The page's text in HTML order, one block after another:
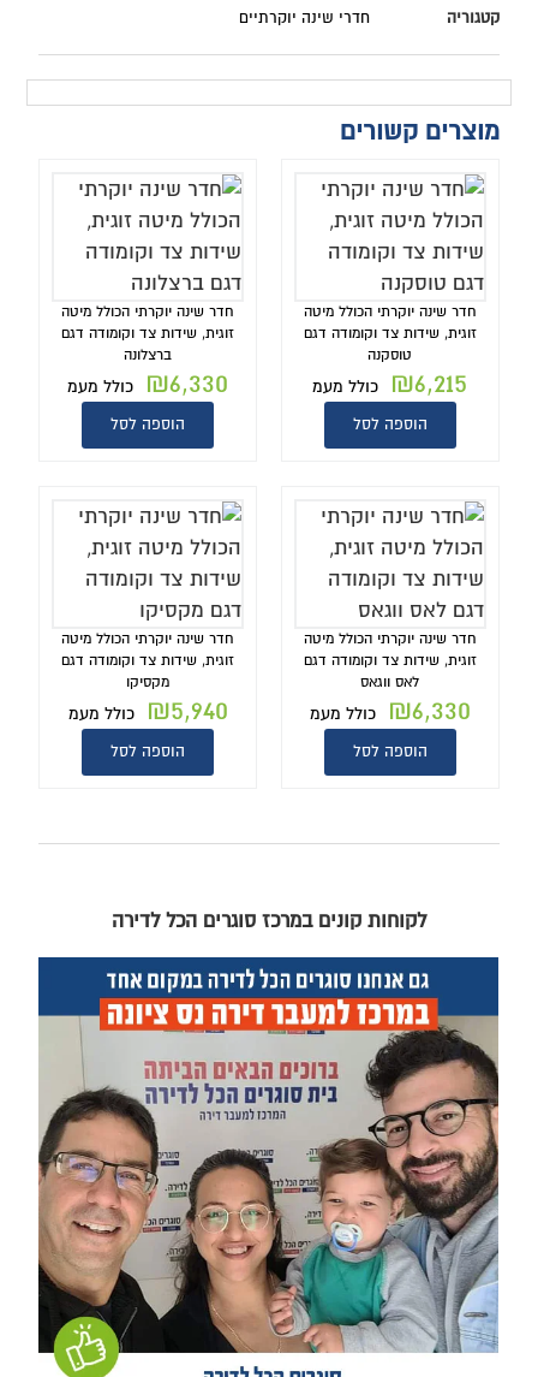
קטגוריה
חדרי שינה יוקרתיים
מוצרים קשורים
חדר שינה יוקרתי הכולל מיטה
זוגית, שידות צד וקומודה דגם
טוסקנה
₪6,215 כולל מעמ
הוספה לסל
חדר שינה יוקרתי הכולל מיטה
זוגית, שידות צד וקומודה דגם
ברצלונה
₪6,330 כולל מעמ
הוספה לסל
חדר שינה יוקרתי הכולל מיטה
זוגית, שידות צד וקומודה דגם
לאס ווגאס
₪6,330 כולל מעמ
הוספה לסל
חדר שינה יוקרתי הכולל מיטה
זוגית, שידות צד וקומודה דגם
מקסיקו
₪5,940 כולל מעמ
הוספה לסל
לקוחות קונים במרכז סוגרים הכל לדירה